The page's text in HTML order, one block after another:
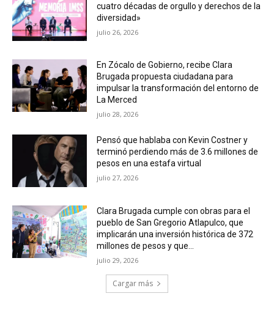
cuatro décadas de orgullo y derechos de la
diversidad»
julio 26, 2026
En Zócalo de Gobierno, recibe Clara
Brugada propuesta ciudadana para
impulsar la transformación del entorno de
La Merced
julio 28, 2026
Pensó que hablaba con Kevin Costner y
terminó perdiendo más de 3.6 millones de
pesos en una estafa virtual
julio 27, 2026
Clara Brugada cumple con obras para el
pueblo de San Gregorio Atlapulco, que
implicarán una inversión histórica de 372
millones de pesos y que...
julio 29, 2026
Cargar más